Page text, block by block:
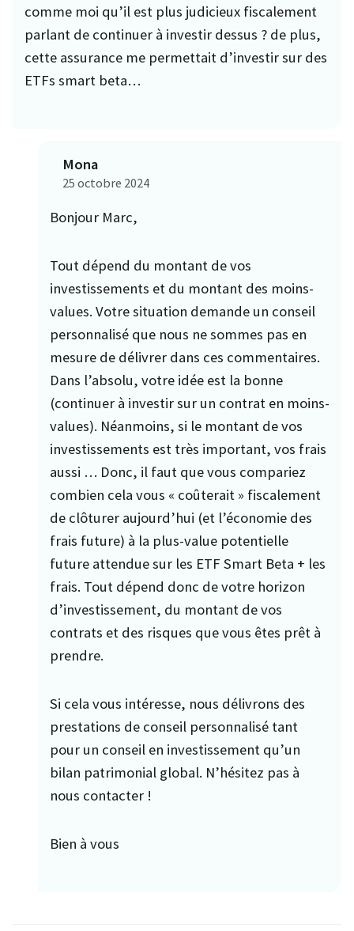
comme moi qu’il est plus judicieux fiscalement
parlant de continuer à investir dessus ? de plus,
cette assurance me permettait d’investir sur des
ETFs smart beta…
Mona
25 octobre 2024
Bonjour Marc,
Tout dépend du montant de vos
investissements et du montant des moins-
values. Votre situation demande un conseil
personnalisé que nous ne sommes pas en
mesure de délivrer dans ces commentaires.
Dans l’absolu, votre idée est la bonne
(continuer à investir sur un contrat en moins-
values). Néanmoins, si le montant de vos
investissements est très important, vos frais
aussi … Donc, il faut que vous compariez
combien cela vous « coûterait » fiscalement
de clôturer aujourd’hui (et l’économie des
frais future) à la plus-value potentielle
future attendue sur les ETF Smart Beta + les
frais. Tout dépend donc de votre horizon
d’investissement, du montant de vos
contrats et des risques que vous êtes prêt à
prendre.
Si cela vous intéresse, nous délivrons des
prestations de conseil personnalisé tant
pour un conseil en investissement qu’un
bilan patrimonial global. N’hésitez pas à
nous contacter !
Bien à vous